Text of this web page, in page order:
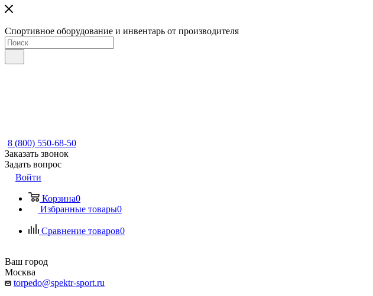
Спортивное оборудование и инвентарь от производителя
8 (800) 550-68-50
Заказать звонок
Задать вопрос
Войти
Корзина0
Избранные товары0
Сравнение товаров0
Ваш город
Москва
torpedo@spektr-sport.ru